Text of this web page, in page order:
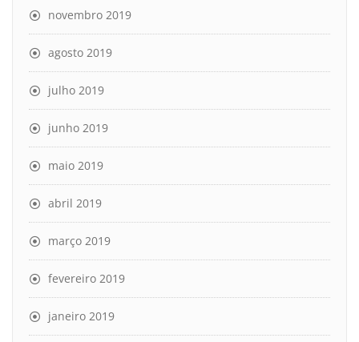
novembro 2019
agosto 2019
julho 2019
junho 2019
maio 2019
abril 2019
março 2019
fevereiro 2019
janeiro 2019